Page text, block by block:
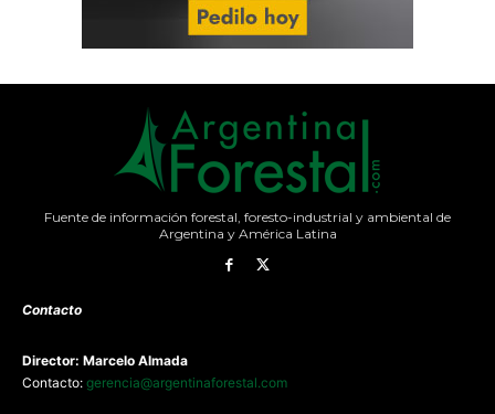
Fuente de información forestal, foresto-industrial y ambiental de
Argentina y América Latina
Contacto
Director: Marcelo Almada
Contacto: gerencia@argentinaforestal.com